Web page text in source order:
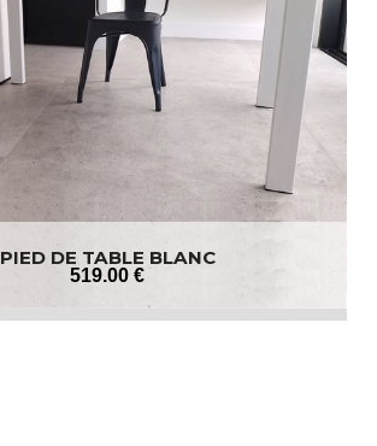
PIED DE TABLE BLANC
519.00 €